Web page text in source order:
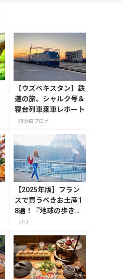
【ウズベキスタン】鉄
道の旅、シャルク号＆
寝台列車乗車レポート
特派員ブログ
【2025年版】フラン
スで買うべきお土産1
8選！『地球の歩き
方』編集者おすすめの
介
パリ